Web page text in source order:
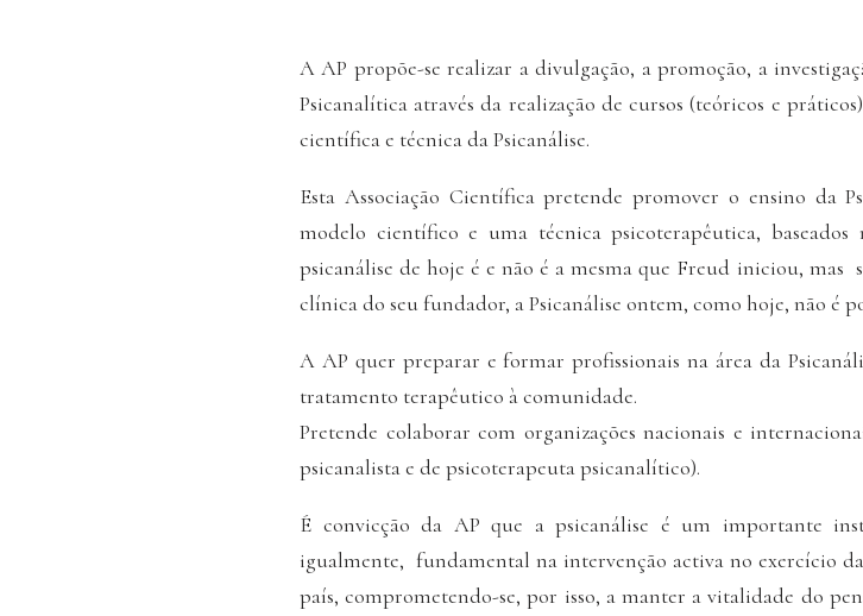
A AP propõe-se realizar a divulgação, a promoção, a
Psicanalítica através da realização de cursos (teóricos e
científica e técnica da Psicanálise.
Esta Associação Científica pretende promover o ensino da
modelo científico e uma técnica psicoterapêutica,
psicanálise de hoje é e não é a mesma que Freud iniciou, mas
clínica do seu fundador, a Psicanálise ontem, como hoje, não é
A AP quer preparar e formar profissionais na área da
tratamento terapêutico à comunidade.
Pretende colaborar com organizações nacionais e
psicanalista e de psicoterapeuta psicanalítico).
É convicção da AP que a psicanálise é um importante
igualmente, fundamental na intervenção activa no exercício
país, comprometendo-se, por isso, a manter a vitalidade do